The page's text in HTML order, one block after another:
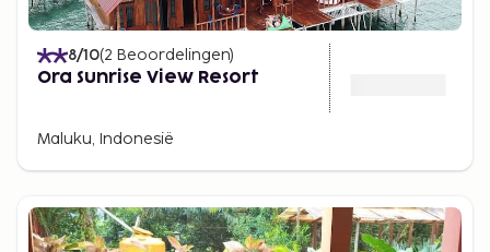
8/10(2 Beoordelingen)
Ora Sunrise View Resort
Maluku, Indonesië